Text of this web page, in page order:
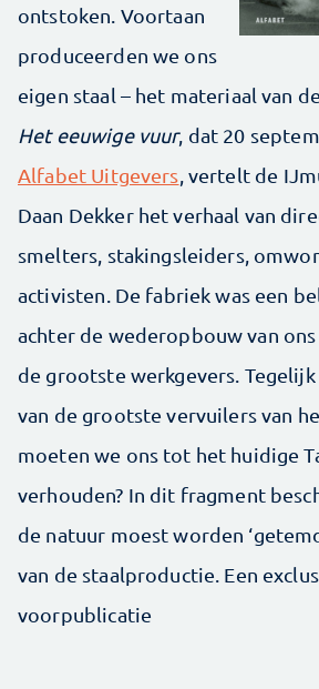
ontstoken. Voortaan
produceerden we ons
eigen staal – het ­materiaal van
Het eeuwige vuur, dat 20
Alfabet Uitgevers , vertelt de
Daan Dekker het verhaal van
smelters, stakingsleiders,
activisten. De ­fabriek was een
achter de wederopbouw van ons
de grootste werkgevers.
van de grootste vervuilers van
moeten we ons tot het huidige
verhouden? In dit fragment
de natuur moest worden
van de staalproductie. Een
voorpublicatie